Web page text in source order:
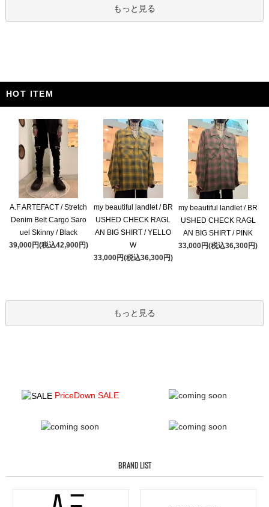
もっと見る
HOT ITEM
A.F ARTEFACT / Stretch
Denim Belt Cargo Saro
uel Skinny / Black
39,000円(税込42,900円)
my beautiful landlet / BR
USHED CHECK RAGL
AN BIG SHIRT / YELLO
W
33,000円(税込36,300円)
my beautiful landlet / BR
USHED CHECK RAGL
AN BIG SHIRT / PINK
33,000円(税込36,300円)
もっと見る
PriceDown SALE
BRAND LIST